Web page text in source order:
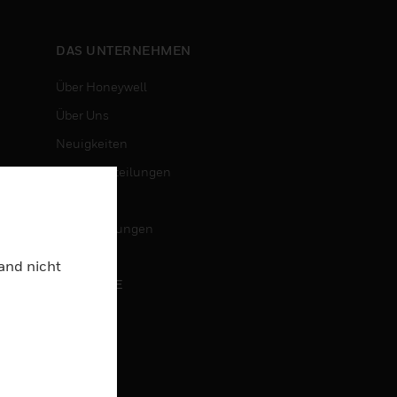
DAS UNTERNEHMEN
Über Honeywell
Über Uns
Neuigkeiten
Pressemitteilungen
Veranstaltungen
KARRIERE
nicht